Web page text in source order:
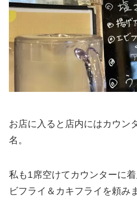
お店に入ると店内にはカウン
名。
私も1席空けてカウンターに
ビフライ＆カキフライを頼み